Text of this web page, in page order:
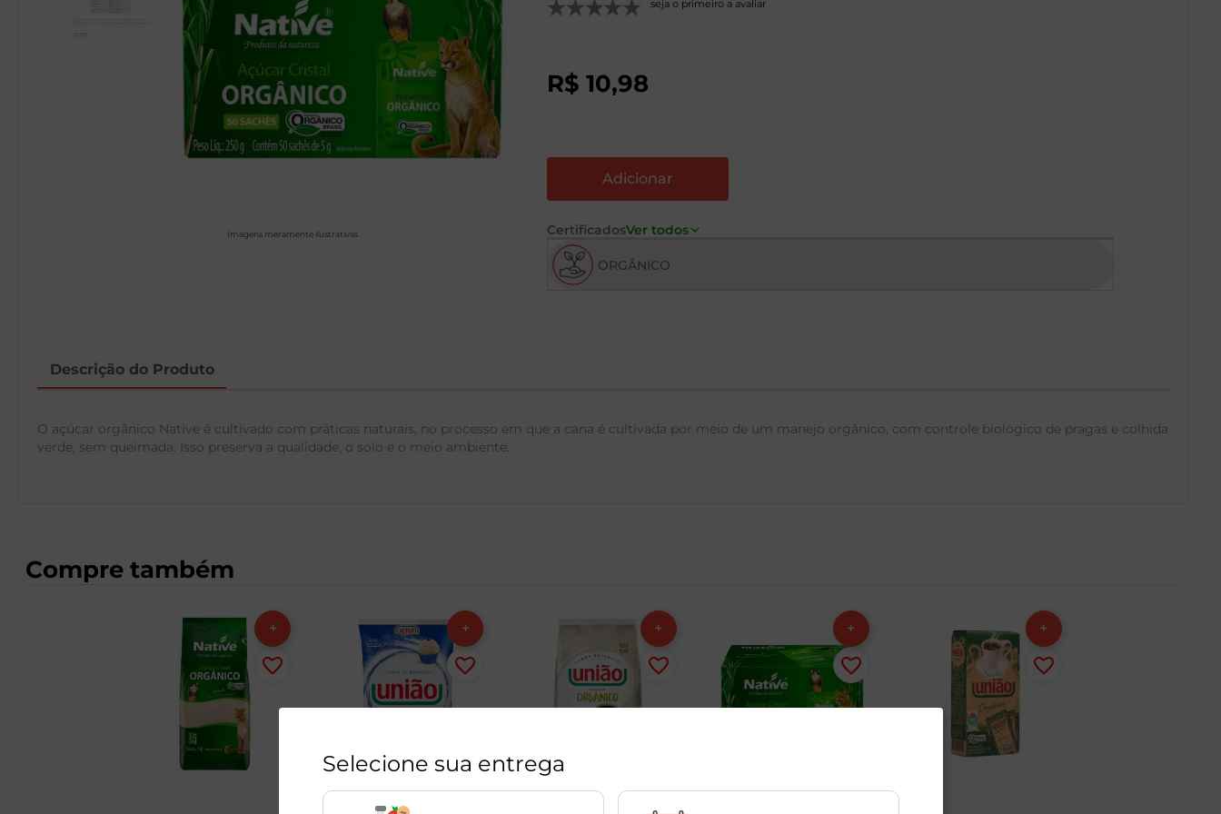
Imagens meramente ilustrativas
seja o primeiro a avaliar
R$ 10,98
CertificadosVer todos
ORGÂNICO
Descrição do Produto
O açúcar orgânico Native é cultivado com práticas naturais, no processo em que a cana é cultivada por meio de um manejo orgânico, com controle biológico de pragas e colhida
verde, sem queimada. Isso preserva a qualidade, o solo e o meio ambiente.
Compre também
Selecione sua entrega